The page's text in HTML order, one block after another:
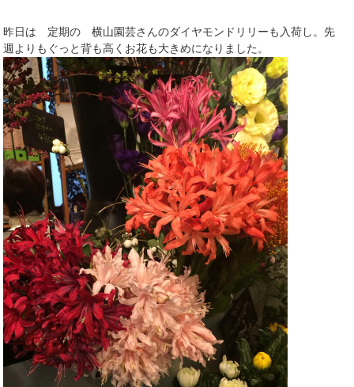
昨日は 定期の 横山園芸さんのダイヤモンドリリーも入荷し。先
週よりもぐっと背も高くお花も大きめになりました。